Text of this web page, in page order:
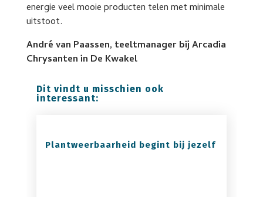
energie veel mooie producten telen met minimale
uitstoot.
André van Paassen, teeltmanager bij Arcadia
Chrysanten in De Kwakel
Dit vindt u misschien ook
interessant:
Plantweerbaarheid begint bij jezelf